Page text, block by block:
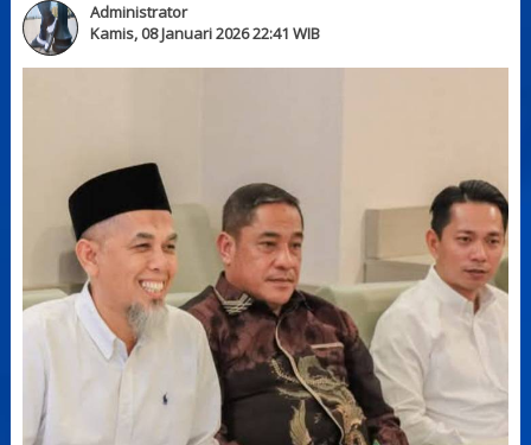
Administrator
Kamis, 08 Januari 2026 22:41 WIB